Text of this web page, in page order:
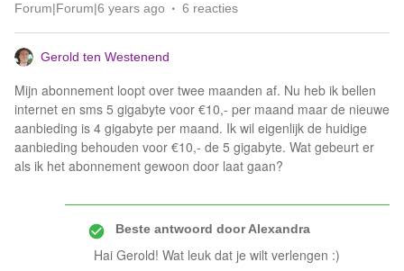
Forum|Forum|6 years ago 6 reacties
Gerold ten Westenend
Mijn abonnement loopt over twee maanden af. Nu heb ik bellen
internet en sms 5 gigabyte voor €10,- per maand maar de nieuwe
aanbieding is 4 gigabyte per maand. Ik wil eigenlijk de huidige
aanbieding behouden voor €10,- de 5 gigabyte. Wat gebeurt er
als ik het abonnement gewoon door laat gaan?
Beste antwoord doorAlexandra
Hai Gerold! Wat leuk dat je wilt verlengen :)